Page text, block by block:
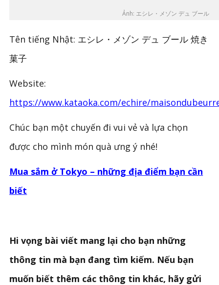
Ảnh: エシレ・メゾン デュ ブール
Tên tiếng Nhật: エシレ・メゾン デュ ブール 焼き
菓子
Website:
https://www.kataoka.com/echire/
Chúc bạn một chuyến đi vui vẻ và lựa chọn
được cho mình món quà ưng ý nhé!
Mua sắm ở Tokyo – những địa điểm bạn cần
biết
Hi vọng bài viết mang lại cho bạn những
thông tin mà bạn đang tìm kiếm. Nếu bạn
muốn biết thêm các thông tin khác, hãy gửi